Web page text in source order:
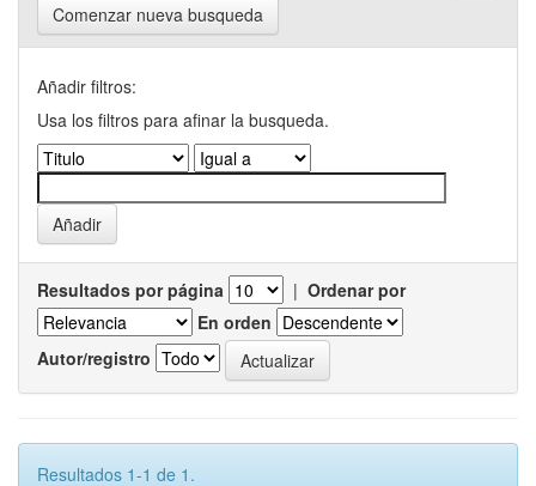
Comenzar nueva busqueda
Añadir filtros:
Usa los filtros para afinar la busqueda.
Resultados por página | Ordenar por
En orden
Autor/registro
Resultados 1-1 de 1.